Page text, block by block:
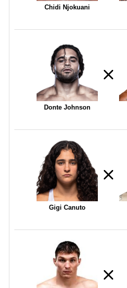
Chidi Njokuani
Donte Johnson
Gigi Canuto